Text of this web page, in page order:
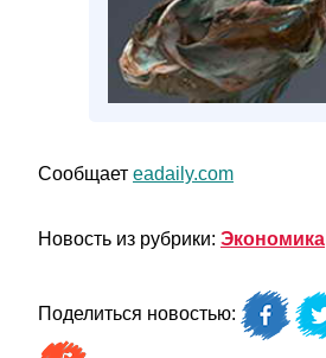
Сообщает eadaily.com
Новость из рубрики: Экономика
Поделиться новостью: